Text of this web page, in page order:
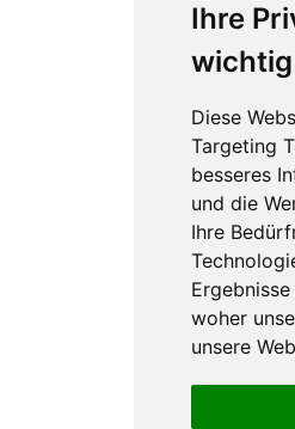
Ihre
wichtig
Diese
Targeting
besseres
und die
Ihre
woher
unsere